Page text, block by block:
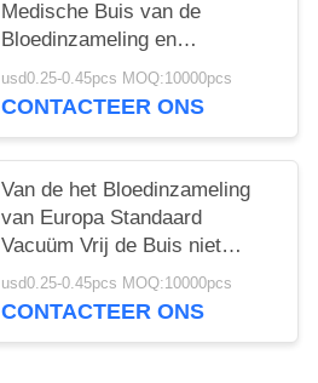
Medische Buis van de
Bloedinzameling en
Laboratoriumgebruik
usd0.25-0.45pcs MOQ:10000pcs
CONTACTEER ONS
Van de het Bloedinzameling
van Europa Standaard
Vacuüm Vrij de Buis niet
Giftige Pyrogen
usd0.25-0.45pcs MOQ:10000pcs
CONTACTEER ONS